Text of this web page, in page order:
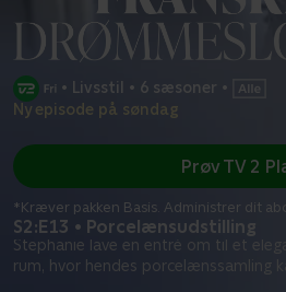
• Livsstil • 6 sæsoner •
Ny episode på søndag
S2:E13 • Porcelænsudstilling
Stephanie lave en entré om til et
rum, hvor hendes porcelænssamling
Prøv TV 2
*Kræver pakken Basis. Administrer dit